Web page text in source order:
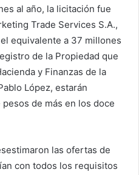
al año, la licitación fue
Trade Services S.A.,
equivalente a 37 millones
de la Propiedad que
y Finanzas de la
López, estarán
de más en los doce
las ofertas de
con todos los requisitos